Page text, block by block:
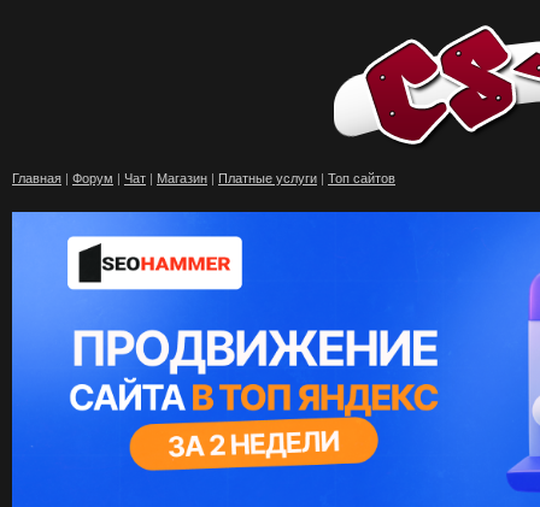
Главная | Форум | Чат | Магазин | Платные услуги | Топ сайтов